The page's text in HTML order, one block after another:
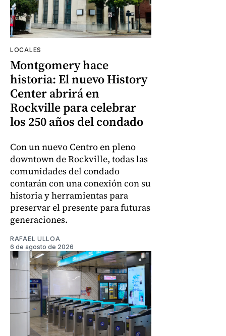
LOCALES
Montgomery hace
historia: El nuevo History
Center abrirá en
Rockville para celebrar
los 250 años del condado
Con un nuevo Centro en pleno
downtown de Rockville, todas las
comunidades del condado
contarán con una conexión con su
historia y herramientas para
preservar el presente para futuras
generaciones.
RAFAEL ULLOA
6 de agosto de 2026